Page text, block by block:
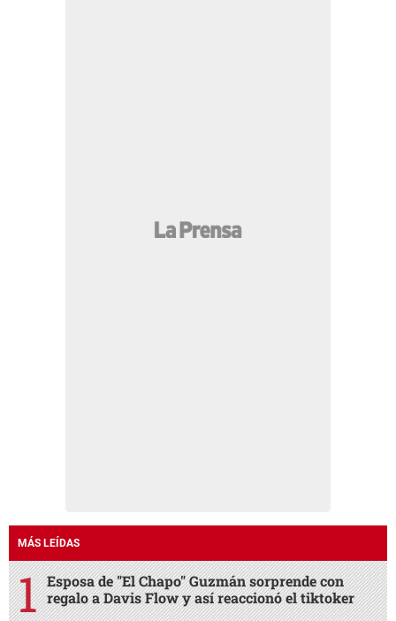
MÁS LEÍDAS
Esposa de "El Chapo" Guzmán sorprende con
regalo a Davis Flow y así reaccionó el tiktoker